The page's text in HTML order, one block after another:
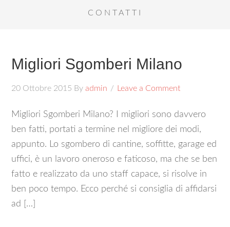
CONTATTI
Migliori Sgomberi Milano
20 Ottobre 2015 Byadmin Leave a Comment
Migliori Sgomberi Milano? I migliori sono davvero
ben fatti, portati a termine nel migliore dei modi,
appunto. Lo sgombero di cantine, soffitte, garage ed
uffici, è un lavoro oneroso e faticoso, ma che se ben
fatto e realizzato da uno staff capace, si risolve in
ben poco tempo. Ecco perché si consiglia di affidarsi
ad […]